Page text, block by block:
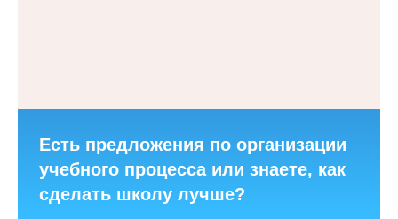
Есть предложения по организации
учебного процесса или знаете, как
сделать школу лучше?